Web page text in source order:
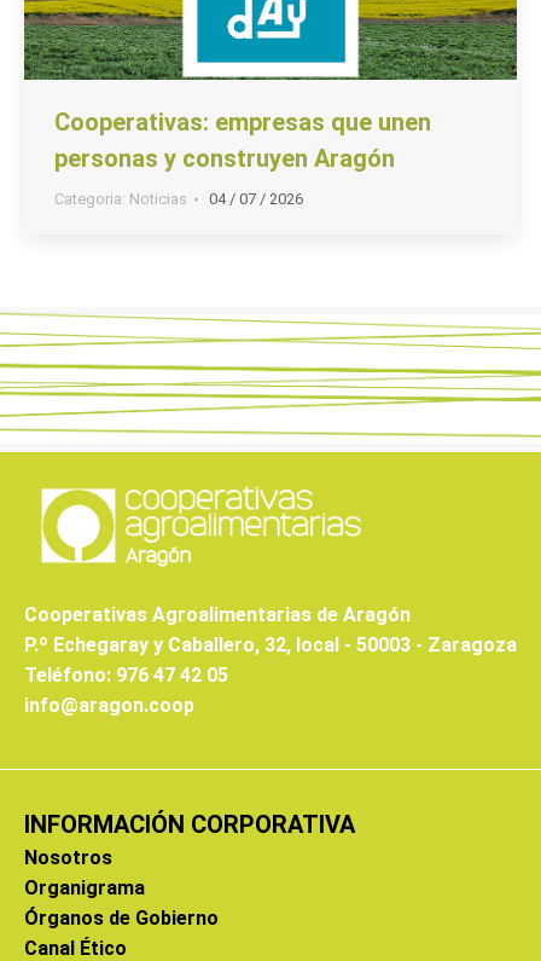
Cooperativas: empresas que unen
personas y construyen Aragón
Categoria: Noticias 04 / 07 / 2026
Cooperativas Agroalimentarias de Aragón
P.º Echegaray y Caballero, 32, local - 50003 - Zaragoza
Teléfono: 976 47 42 05
info@aragon.coop
INFORMACIÓN CORPORATIVA
Nosotros
Organigrama
Órganos de Gobierno
Canal Ético